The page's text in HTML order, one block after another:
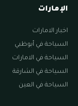
الإمارات
اخبار الامارات
السياحة في أبوظبي
السياحة في الامارات
السياحة في الشارقة
السياحة في العين